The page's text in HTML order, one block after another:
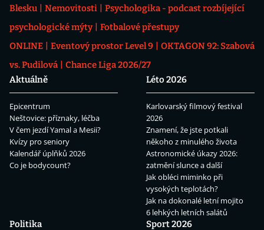
Blesku
Nemovitosti
Psychologika - podcast rozbíjející
psychologické mýty
Fotbalové přestupy
ONLINE
Eventový prostor Level 9
OKTAGON 92: Szabová
vs. Pudilová
Chance Liga 2026/27
Aktuálně
Epicentrum
Neštovice: příznaky, léčba
V čem jezdí Yamal a Mesii?
Kvízy pro seniory
Kalendář úplňků 2026
Co je bodycount?
Léto 2026
Karlovarský filmový festival
2026
Znamení, že jste potkali
někoho z minulého života
Astronomické úkazy 2026:
zatmění slunce a další
Jak obléci miminko při
vysokých teplotách?
Jak na dokonalé letní mojito
6 lehkých letních salátů
Politika
Sport 2026